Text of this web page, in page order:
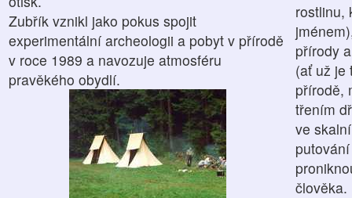
Zubřík vznikl jako pokus spojit
experimentální archeologii a pobyt v přírodě
v roce 1989 a navozuje atmosféru
pravěkého obydlí.
rostlinu,
přírody
(ať už je
přírodě,
třením
ve
člověka.